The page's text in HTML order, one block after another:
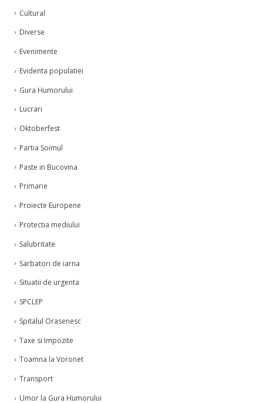
Cultural
Diverse
Evenimente
Evidenta populatiei
Gura Humorului
Lucrari
Oktoberfest
Partia Soimul
Paste in Bucovina
Primarie
Proiecte Europene
Protectia mediului
Salubritate
Sarbatori de iarna
Situatii de urgenta
SPCLEP
Spitalul Orasenesc
Taxe si Impozite
Toamna la Voronet
Transport
Umor la Gura Humorului